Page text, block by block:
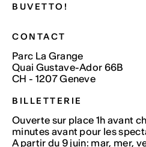
BUVETTO!
CONTACT
Parc La Grange
Quai Gustave-Ador 66B
CH - 1207 Geneve
BILLETTERIE
Ouverte sur place 1h avant
minutes avant pour les
A partir du 9 juin: mar, mer,